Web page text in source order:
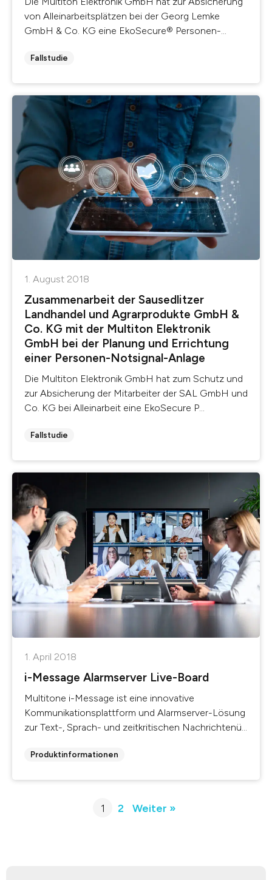
von Alleinarbeitsplätzen bei der Georg Lemke
GmbH & Co. KG eine EkoSecure® Personen-...
Fallstudie
1. August 2018
Zusammenarbeit der Sausedlitzer
Landhandel und Agrarprodukte GmbH &
Co. KG mit der Multiton Elektronik
GmbH bei der Planung und Errichtung
einer Personen-Notsignal-Anlage
Die Multiton Elektronik GmbH hat zum Schutz und
zur Absicherung der Mitarbeiter der SAL GmbH und
Co. KG bei Alleinarbeit eine EkoSecure P...
Fallstudie
1. April 2018
i-Message Alarmserver Live-Board
Multitone i-Message ist eine innovative
Kommunikationsplattform und Alarmserver-Lösung
zur Text-, Sprach- und zeitkritischen Nachrichtenü...
Produktinformationen
1 2 Weiter »